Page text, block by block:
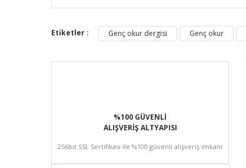
Etiketler : Genç okur dergisi Genç okur
%100 GÜVENLİ
ALIŞVERİŞ ALTYAPISI
256bit SSL Sertifikası ile %100 güvenli alışveriş imkanı